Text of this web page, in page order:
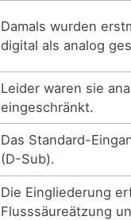
Damals wurden
digital als analog
Leider waren sie
eingeschränkt.
Das Standard-
(D-Sub).
Die Eingliederung
Flusssäureätzung